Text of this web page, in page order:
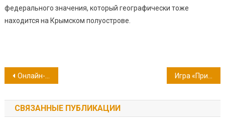
федерального значения, который географически тоже
находится на Крымском полуострове.
Навигация
по
записям
Онлайн-презентация книги Аси Серебренко «Конституция для детей от 8 до 12 лет»
СВЯЗАННЫЕ ПУБЛИКАЦИИ